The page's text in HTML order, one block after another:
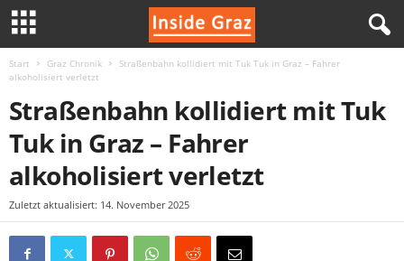
Start Graz Chronik
Straßenbahn kollidiert mit Tuk Tuk in Graz – Fahrer
alkoholisiert verletzt
Straßenbahn kollidiert mit Tuk
Tuk in Graz – Fahrer
alkoholisiert verletzt
Zuletzt aktualisiert: 14. November 2025